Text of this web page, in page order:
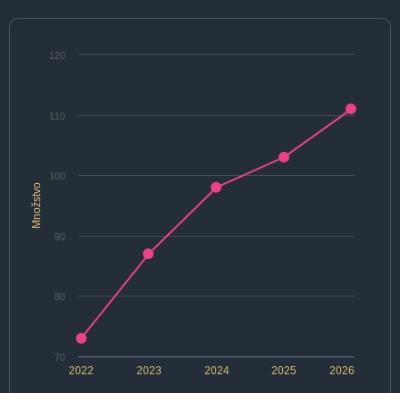
Množstvo
2022 2024 2026
2023 2025
70
80
90
100
110
120